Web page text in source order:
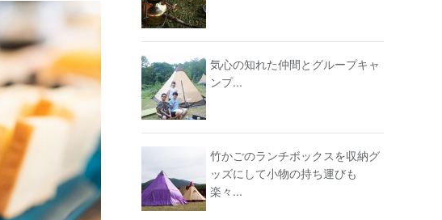
気心の知れた仲間とグループキャ
ンプ...
竹かごのランチボックスを収納グ
ッズにして小物の持ち運びも
楽々...